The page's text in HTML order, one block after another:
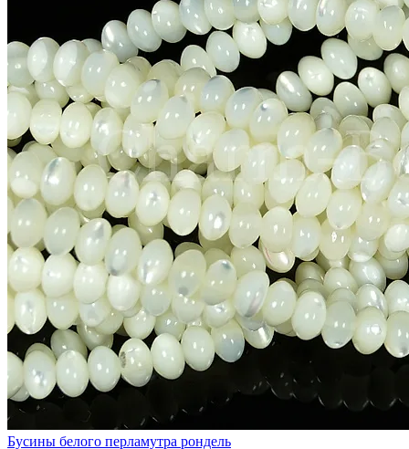
Бусины белого перламутра рондель